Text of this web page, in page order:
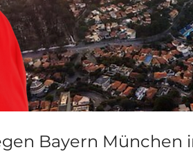
Membros Sobre
Bayern München